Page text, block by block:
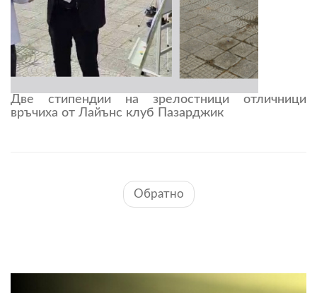
Две стипендии на зрелостници отличници
връчиха от Лайънс клуб Пазарджик
Обратно